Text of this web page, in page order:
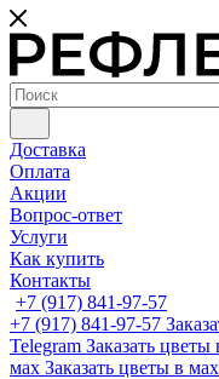
Доставка
Оплата
Акции
Вопрос-ответ
Услуги
Как купить
Контакты
+7 (917) 841-97-57
+7 (917) 841-97-57
Telegram Заказать цветы
мах Заказать цветы в мах